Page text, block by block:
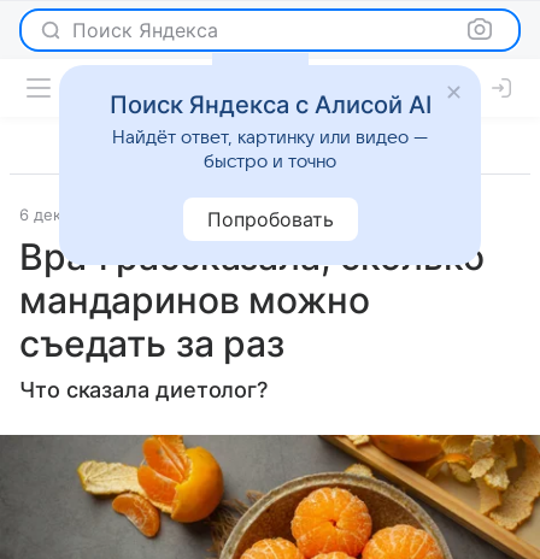
Поиск Яндекса
6 декабря 2025 Газета.Ру Здоровье
Врач рассказала, сколько
мандаринов можно
съедать за раз
Что сказала диетолог?
Поиск Яндекса с Алисой AI
Найдёт ответ, картинку или видео —
быстро и точно
Попробовать